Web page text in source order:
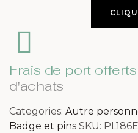
Frais de port offerts
d'achats
Categories: Autre
Badge et pins SKU: PL186E